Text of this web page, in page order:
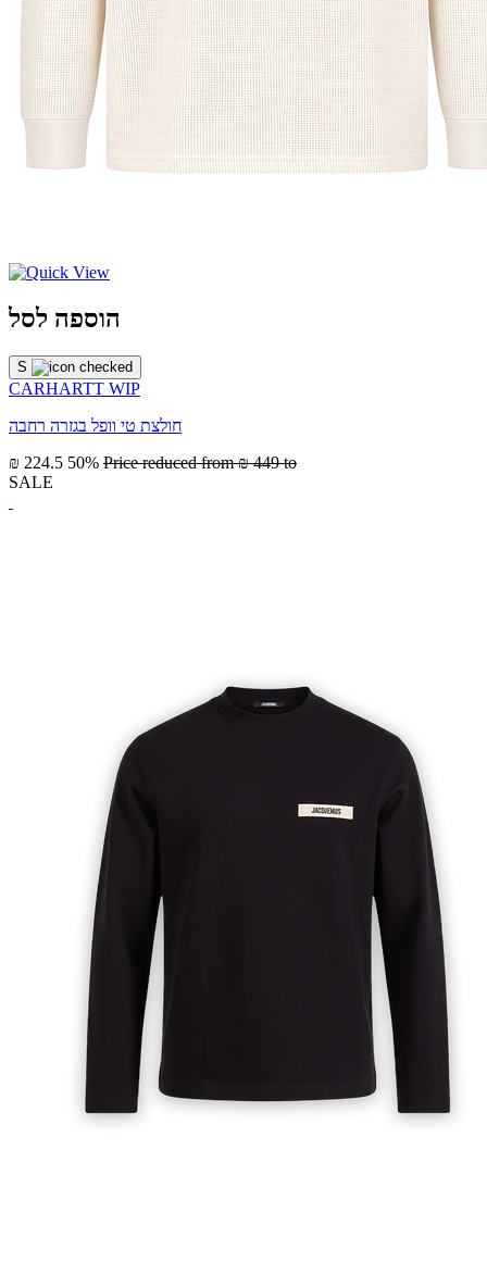
הוספה לסל
S
CARHARTT WIP
חולצת טי וופל בגזרה רחבה
₪ 224.5 50% Price reduced from₪ 449 to
SALE